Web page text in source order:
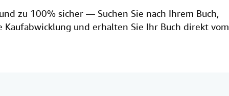
n
g
zu 100% sicher — Suchen Sie nach Ihrem Buch,
Kaufabwicklung und erhalten Sie Ihr Buch direkt vom